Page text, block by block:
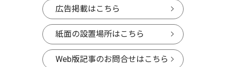
広告掲載はこちら
紙面の設置場所はこちら
Web版記事のお問合せはこちら